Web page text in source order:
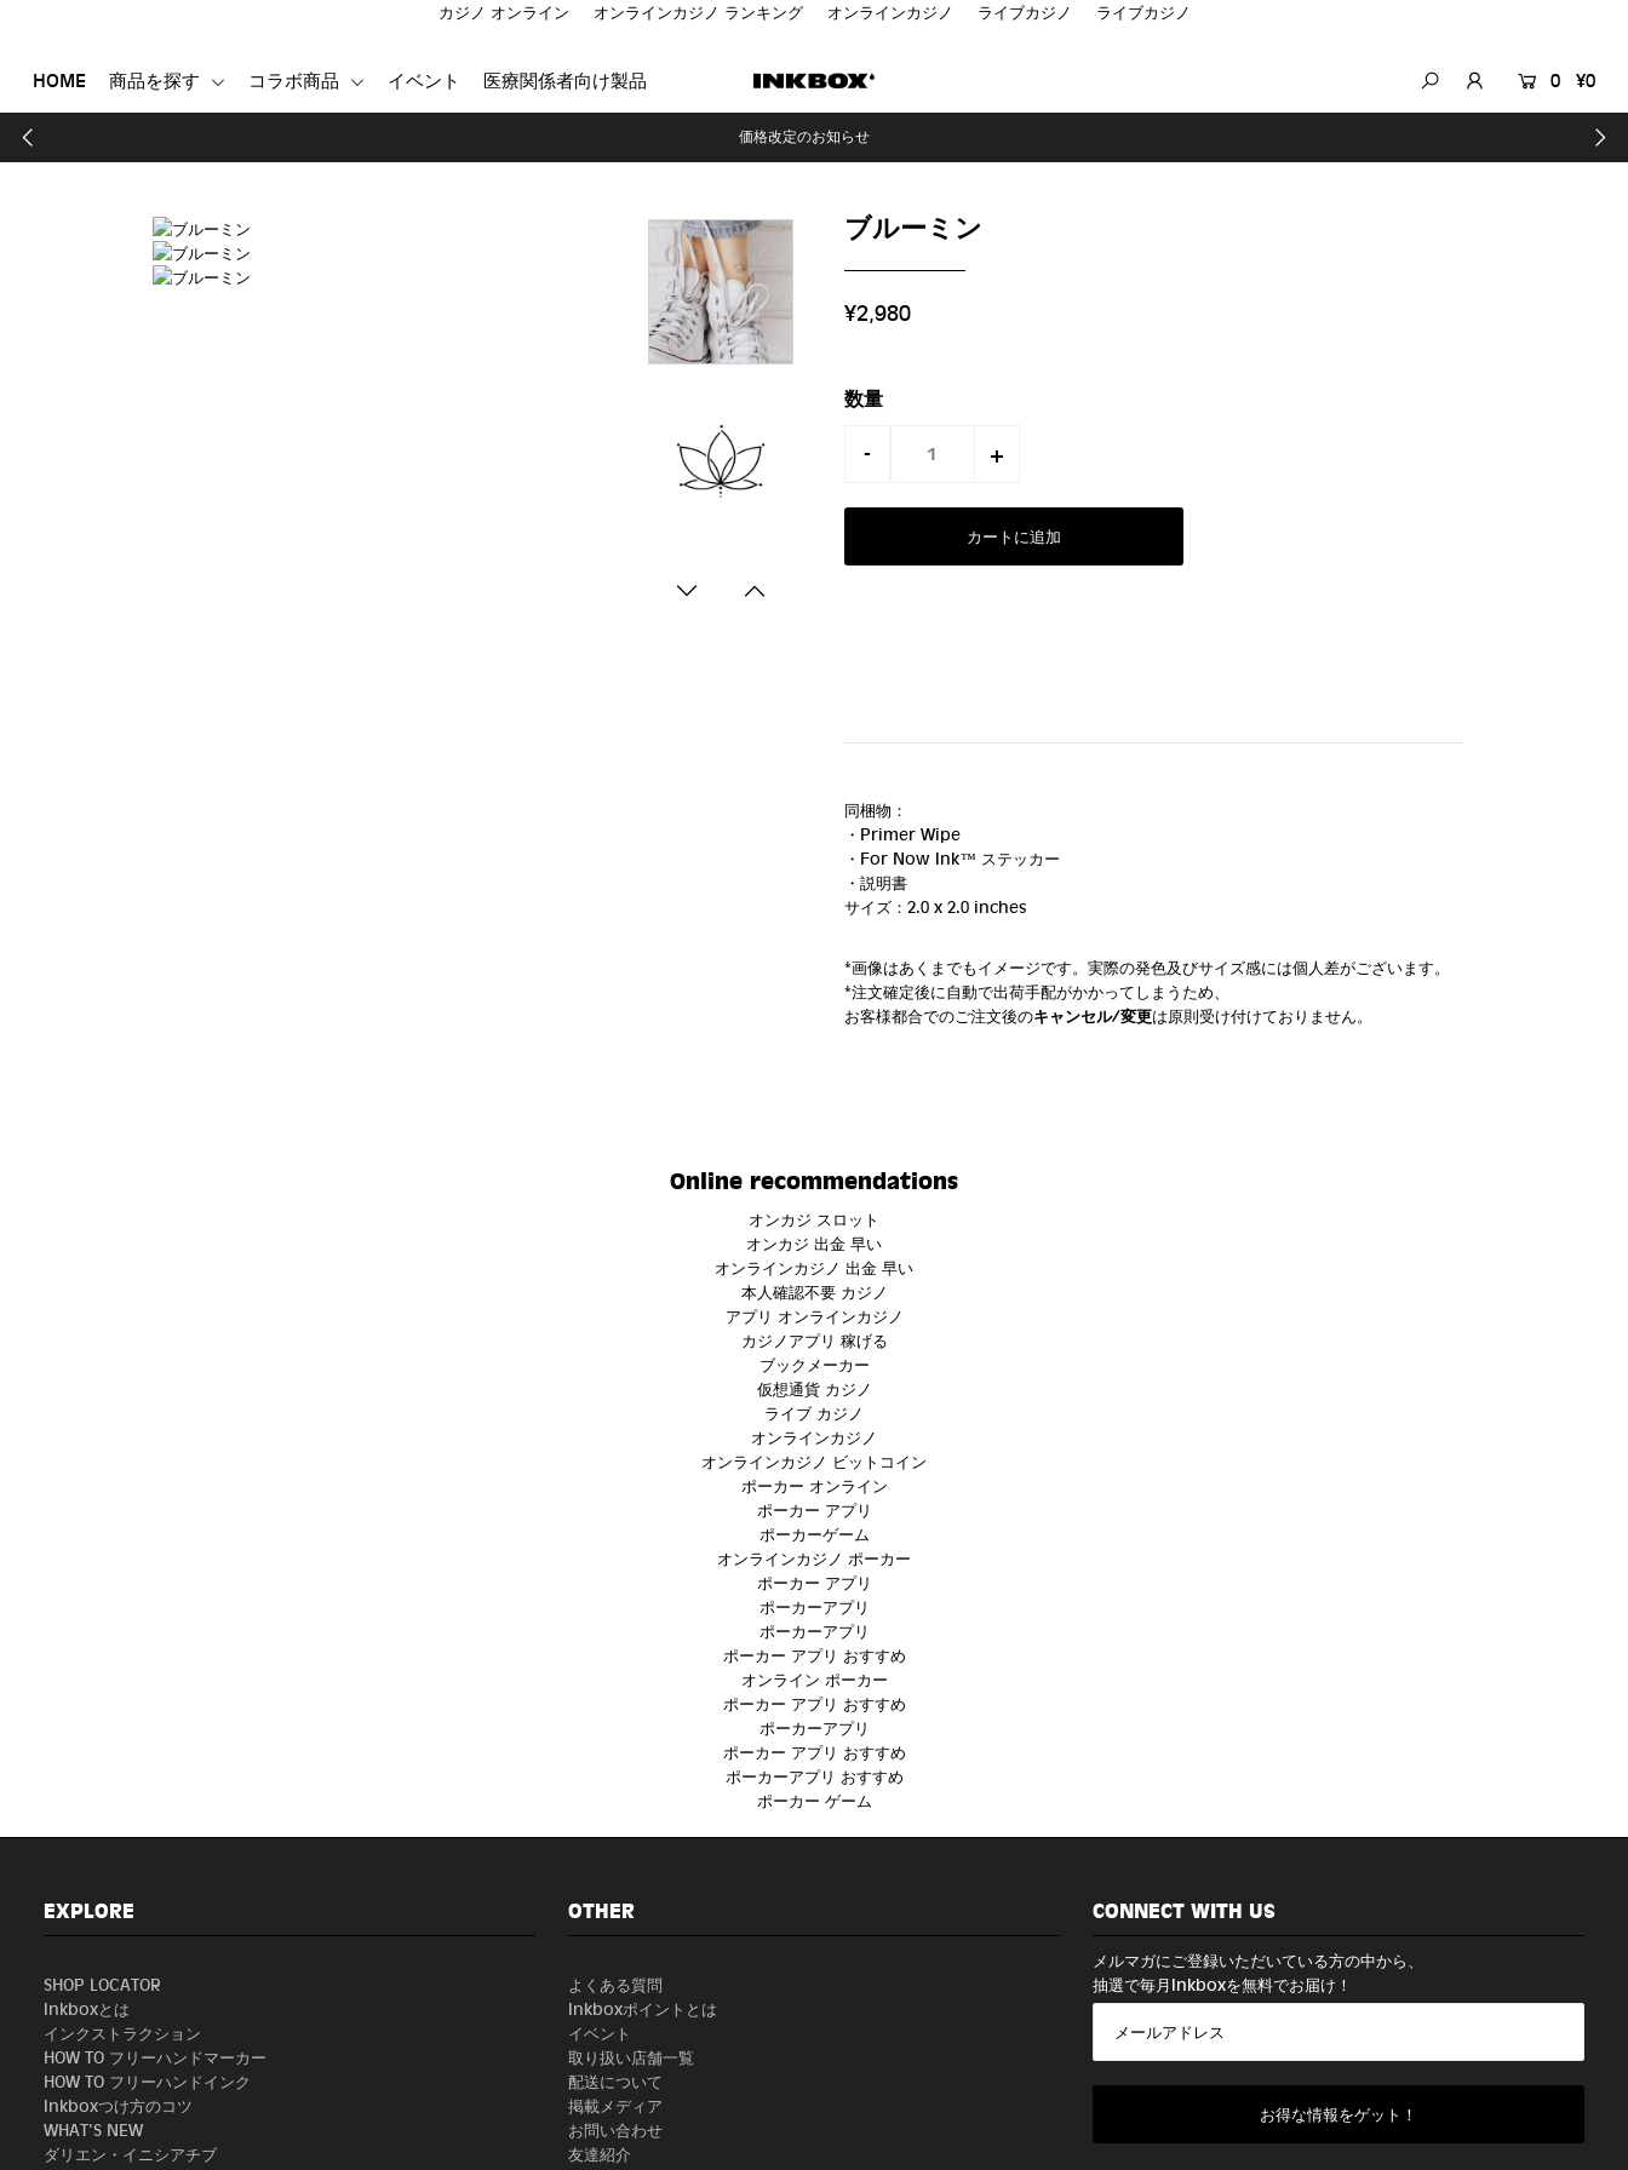
カジノ オンライン オンラインカジノ ランキング オンラインカジノ ライブカジノ ライブカジノ
HOME 商品を探す コラボ商品 イベント 医療関係者向け製品 0 ¥0
価格改定のお知らせ
ブルーミン
¥2,980
数量
- +
同梱物：
・Primer Wipe
・For Now Ink ™ ステッカー
・説明書
サイズ：2.0 x 2.0 inches
*画像はあくまでもイメージです。実際の発色及びサイズ感には個人差がございます。
*注文確定後に自動で出荷手配がかかってしまうため、
お客様都合でのご注文後のキャンセル/変更は原則受け付けておりません。
Online recommendations
オンカジ スロット
オンカジ 出金 早い
オンラインカジノ 出金 早い
本人確認不要 カジノ
アプリ オンラインカジノ
カジノアプリ 稼げる
ブックメーカー
仮想通貨 カジノ
ライブ カジノ
オンラインカジノ
オンラインカジノ ビットコイン
ポーカー オンライン
ポーカー アプリ
ポーカーゲーム
オンラインカジノ ポーカー
ポーカー アプリ
ポーカーアプリ
ポーカーアプリ
ポーカー アプリ おすすめ
オンライン ポーカー
ポーカー アプリ おすすめ
ポーカーアプリ
ポーカー アプリ おすすめ
ポーカーアプリ おすすめ
ポーカー ゲーム
EXPLORE
SHOP LOCATOR
Inkboxとは
インクストラクション
HOW TO フリーハンドマーカー
HOW TO フリーハンドインク
Inkboxつけ方のコツ
WHAT'S NEW
ダリエン・イニシアチブ
OTHER
よくある質問
Inkboxポイントとは
イベント
取り扱い店舗一覧
配送について
掲載メディア
お問い合わせ
友達紹介
CONNECT WITH US
メルマガにご登録いただいている方の中から、
抽選で毎月Inkboxを無料でお届け！
商品を探す
医療関係者向け製品